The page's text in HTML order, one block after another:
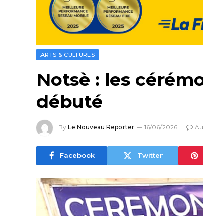
ARTS & CULTURES
Notsè : les
débuté
By Le Nouveau Reporter 16/06/2026
Facebook Twitter